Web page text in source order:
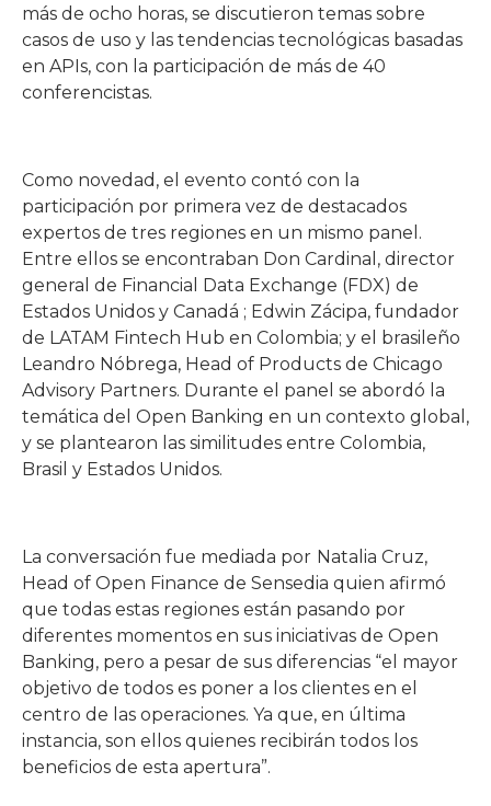
más de ocho horas, se discutieron temas sobre
casos de uso y las tendencias tecnológicas basadas
en APIs, con la participación de más de 40
conferencistas.
Como novedad, el evento contó con la
participación por primera vez de destacados
expertos de tres regiones en un mismo panel.
Entre ellos se encontraban Don Cardinal, director
general de Financial Data Exchange (FDX) de
Estados Unidos y Canadá ; Edwin Zácipa, fundador
de LATAM Fintech Hub en Colombia; y el brasileño
Leandro Nóbrega, Head of Products de Chicago
Advisory Partners. Durante el panel se abordó la
temática del Open Banking en un contexto global,
y se plantearon las similitudes entre Colombia,
Brasil y Estados Unidos.
La conversación fue mediada por Natalia Cruz,
Head of Open Finance de Sensedia quien afirmó
que todas estas regiones están pasando por
diferentes momentos en sus iniciativas de Open
Banking, pero a pesar de sus diferencias “el mayor
objetivo de todos es poner a los clientes en el
centro de las operaciones. Ya que, en última
instancia, son ellos quienes recibirán todos los
beneficios de esta apertura”.